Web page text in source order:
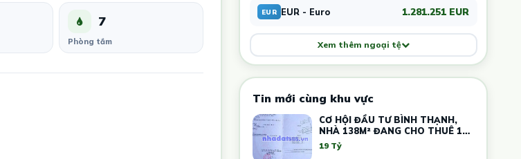
7
Phòng tắm
EUR EUR - Euro 1.281.251 EUR
Xem thêm ngoại tệ
Tin mới cùng khu vực
CƠ HỘI ĐẦU TƯ BÌNH THẠNH,
NHÀ 138M² ĐANG CHO THUÊ 17
PHÒNG TRỌ, GIÁ CHỈ 19 TỶ
19 Tỷ